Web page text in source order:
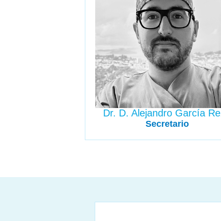
Dr. D. Alejandro García
Secretario